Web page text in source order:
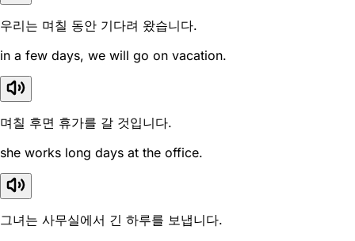
우리는 며칠 동안 기다려 왔습니다.
in a few days, we will go on vacation.
며칠 후면 휴가를 갈 것입니다.
she works long days at the office.
그녀는 사무실에서 긴 하루를 보냅니다.